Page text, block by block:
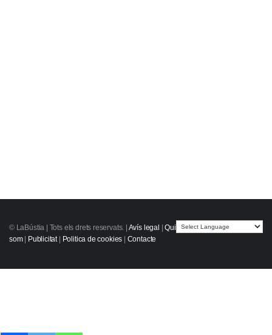
© LaBústia | Tots els drets reservats. | Avís legal |Qui
som| Publicitat | Politica de cookies | Contacte